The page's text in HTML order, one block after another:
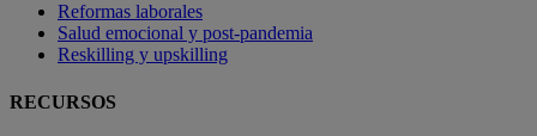
Reformas laborales
Salud emocional y post-pandemia
Reskilling y upskilling
RECURSOS